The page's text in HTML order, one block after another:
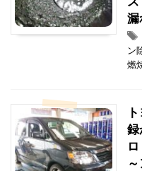
漏
ン
燃
録